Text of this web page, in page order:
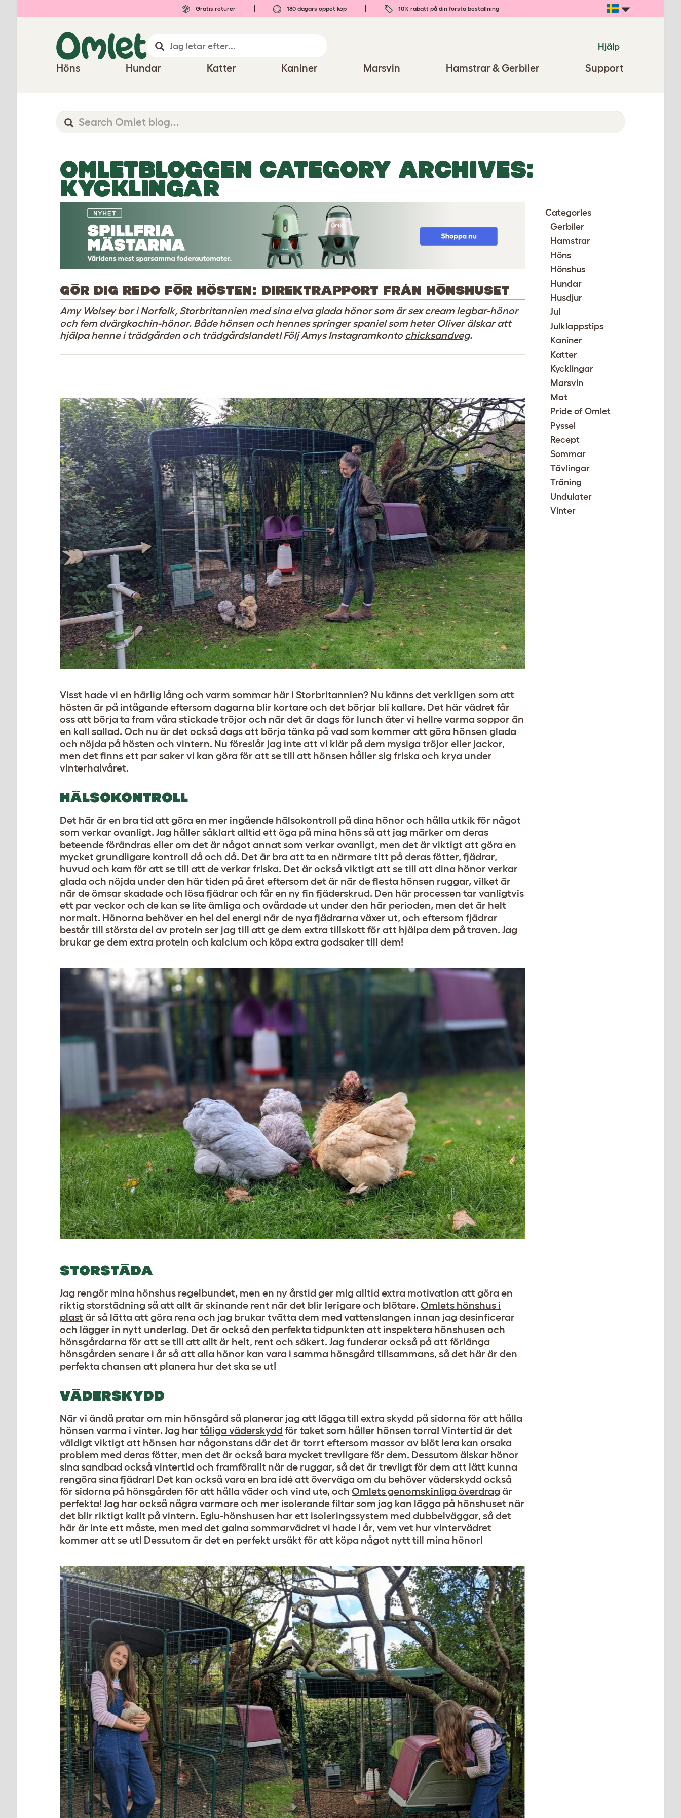
Gratis returer 180 dagars öppet köp 10% rabatt på din första beställning
Hjälp
Höns Hundar Katter Kaniner Marsvin Hamstrar & Gerbiler Support
OMLETBLOGGEN CATEGORY ARCHIVES:
KYCKLINGAR
GÖR DIG REDO FÖR HÖSTEN: DIREKTRAPPORT FRÅN HÖNSHUSET
Amy Wolsey bor i Norfolk, Storbritannien med sina elva glada hönor som är sex cream legbar-hönor
och fem dvärgkochin-hönor. Både hönsen och hennes springer spaniel som heter Oliver älskar att
hjälpa henne i trädgården och trädgårdslandet! Följ Amys Instagramkontochicksandveg.
Visst hade vi en härlig lång och varm sommar här i Storbritannien? Nu känns det verkligen som att
hösten är på intågande eftersom dagarna blir kortare och det börjar bli kallare. Det här vädret får
oss att börja ta fram våra stickade tröjor och när det är dags för lunch äter vi hellre varma soppor än
en kall sallad. Och nu är det också dags att börja tänka på vad som kommer att göra hönsen glada
och nöjda på hösten och vintern. Nu föreslår jag inte att vi klär på dem mysiga tröjor eller jackor,
men det finns ett par saker vi kan göra för att se till att hönsen håller sig friska och krya under
vinterhalvåret.
HÄLSOKONTROLL
Det här är en bra tid att göra en mer ingående hälsokontroll på dina hönor och hålla utkik för något
som verkar ovanligt. Jag håller såklart alltid ett öga på mina höns så att jag märker om deras
beteende förändras eller om det är något annat som verkar ovanligt, men det är viktigt att göra en
mycket grundligare kontroll då och då. Det är bra att ta en närmare titt på deras fötter, fjädrar,
huvud och kam för att se till att de verkar friska. Det är också viktigt att se till att dina hönor verkar
glada och nöjda under den här tiden på året eftersom det är när de flesta hönsen ruggar, vilket är
när de ömsar skadade och lösa fjädrar och får en ny fin fjäderskrud. Den här processen tar vanligtvis
ett par veckor och de kan se lite ämliga och ovårdade ut under den här perioden, men det är helt
normalt. Hönorna behöver en hel del energi när de nya fjädrarna växer ut, och eftersom fjädrar
består till största del av protein ser jag till att ge dem extra tillskott för att hjälpa dem på traven. Jag
brukar ge dem extra protein och kalcium och köpa extra godsaker till dem!
STORSTÄDA
Jag rengör mina hönshus regelbundet, men en ny årstid ger mig alltid extra motivation att göra en
riktig storstädning så att allt är skinande rent när det blir lerigare och blötare. Omlets hönshus i
plast är så lätta att göra rena och jag brukar tvätta dem med vattenslangen innan jag desinficerar
och lägger in nytt underlag. Det är också den perfekta tidpunkten att inspektera hönshusen och
hönsgårdarna för att se till att allt är helt, rent och säkert. Jag funderar också på att förlänga
hönsgården senare i år så att alla hönor kan vara i samma hönsgård tillsammans, så det här är den
perfekta chansen att planera hur det ska se ut!
VÄDERSKYDD
När vi ändå pratar om min hönsgård så planerar jag att lägga till extra skydd på sidorna för att hålla
hönsen varma i vinter. Jag har tåliga väderskydd för taket som håller hönsen torra! Vintertid är det
väldigt viktigt att hönsen har någonstans där det är torrt eftersom massor av blöt lera kan orsaka
problem med deras fötter, men det är också bara mycket trevligare för dem. Dessutom älskar hönor
sina sandbad också vintertid och framförallt när de ruggar, så det är trevligt för dem att lätt kunna
rengöra sina fjädrar! Det kan också vara en bra idé att överväga om du behöver väderskydd också
för sidorna på hönsgården för att hålla väder och vind ute, och Omlets genomskinliga överdrag är
perfekta! Jag har också några varmare och mer isolerande filtar som jag kan lägga på hönshuset när
det blir riktigt kallt på vintern. Eglu-hönshusen har ett isoleringssystem med dubbelväggar, så det
här är inte ett måste, men med det galna sommarvädret vi hade i år, vem vet hur vintervädret
kommer att se ut! Dessutom är det en perfekt ursäkt för att köpa något nytt till mina hönor!
Categories
Gerbiler
Hamstrar
Höns
Hönshus
Hundar
Husdjur
Jul
Julklappstips
Kaniner
Katter
Kycklingar
Marsvin
Mat
Pride of Omlet
Pyssel
Recept
Sommar
Tävlingar
Träning
Undulater
Vinter